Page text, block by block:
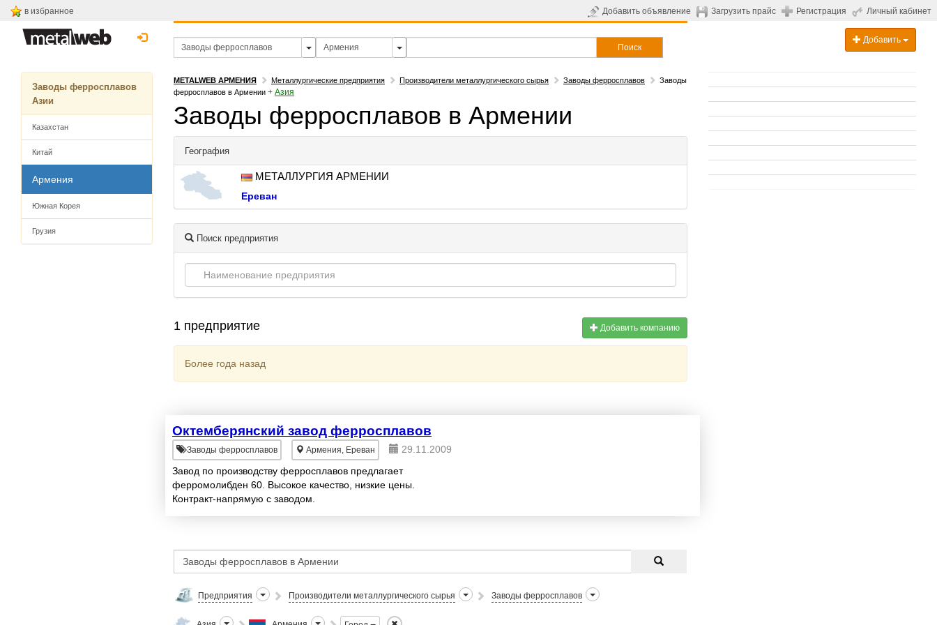
в избранное Добавить объявление Загрузить прайс Регистрация Личный кабинет
Поиск
Добавить
Заводы ферросплавов
Азии
Казахстан
Китай
Армения
Южная Корея
Грузия
METALWEB АРМЕНИЯ Металлургические предприятия Производители металлургического сырья Заводы ферросплавов
Заводы
ферросплавов в Армении + Азия
Заводы ферросплавов в Армении
География
МЕТАЛЛУРГИЯ АРМЕНИИ
Ереван
Поиск предприятия
1 предприятие Добавить компанию
Более года назад
Октемберянский завод ферросплавов
Заводы ферросплавов Армения, Ереван
29.11.2009
Завод по производству ферросплавов предлагает
ферромолибден 60. Высокое качество, низкие цены.
Контракт-напрямую с заводом.
Предприятия Производители металлургического сырья Заводы ферросплавов